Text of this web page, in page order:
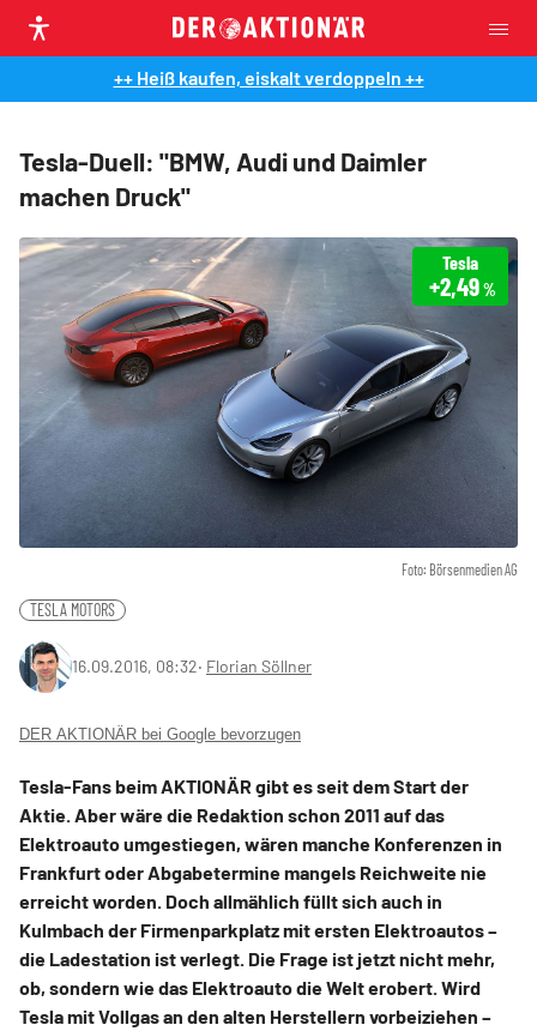
++ Heiß kaufen, eiskalt verdoppeln ++
Tesla-Duell: "BMW, Audi und Daimler
machen Druck"
Foto: Börsenmedien AG
Tesla
+2,49%
TESLA MOTORS
16.09.2016, 08:32‧ Florian Söllner
DER AKTIONÄR bei Google bevorzugen
Tesla-Fans beim AKTIONÄR gibt es seit dem Start der
Aktie. Aber wäre die Redaktion schon 2011 auf das
Elektroauto umgestiegen, wären manche Konferenzen in
Frankfurt oder Abgabetermine mangels Reichweite nie
erreicht worden. Doch allmählich füllt sich auch in
Kulmbach der Firmenparkplatz mit ersten Elektroautos –
die Ladestation ist verlegt. Die Frage ist jetzt nicht mehr,
ob, sondern wie das Elektroauto die Welt erobert. Wird
Tesla mit Vollgas an den alten Herstellern vorbeiziehen –